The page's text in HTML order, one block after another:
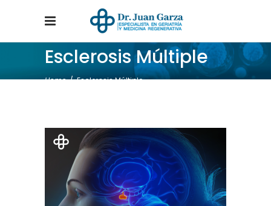
Esclerosis Múltiple
Home/Esclerosis Múltiple